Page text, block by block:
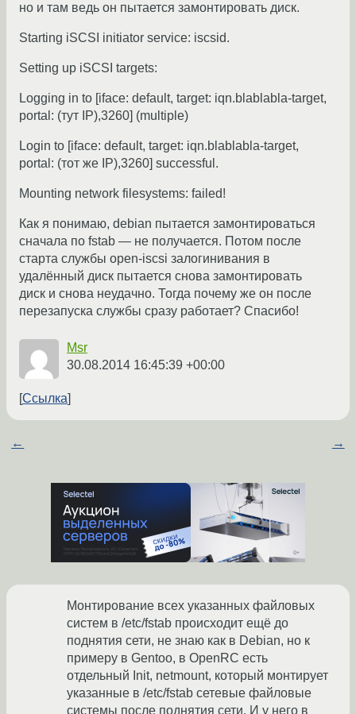
но и там ведь он пытается замонтировать диск.
Starting iSCSI initiator service: iscsid.
Setting up iSCSI targets:
Logging in to [iface: default, target: iqn.blablabla-target,
portal: (тут IP),3260] (multiple)
Login to [iface: default, target: iqn.blablabla-target,
portal: (тот же IP),3260] successful.
Mounting network filesystems: failed!
Как я понимаю, debian пытается замонтироваться
сначала по fstab — не получается. Потом после
старта службы open-iscsi залогинивания в
удалённый диск пытается снова замонтировать
диск и снова неудачно. Тогда почему же он после
перезапуска службы сразу работает? Спасибо!
Msr
30.08.2014 16:45:39 +00:00
Ссылка
← →
Монтирование всех указанных файловых
систем в /etc/fstab происходит ещё до
поднятия сети, не знаю как в Debian, но к
примеру в Gentoo, в OpenRC есть
отдельный Init, netmount, который монтирует
указанные в /etc/fstab сетевые файловые
системы после поднятия сети. И у него в